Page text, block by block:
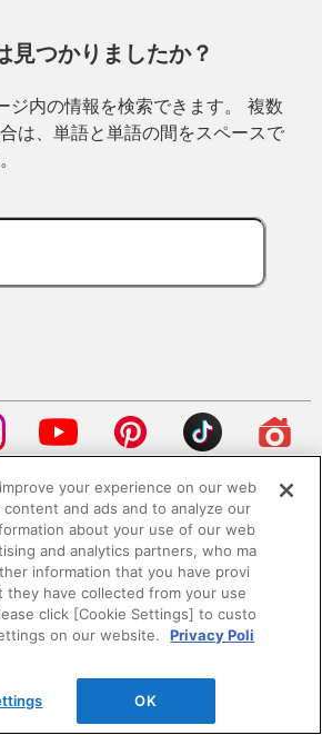
見つかりましたか？
ジ内の情報を検索できます。 複数
は、単語と単語の間をスペースで
your experience on our web
and ads and to analyze our
about your use of our web
and analytics partners, who ma
information that you have provi
they have collected from your use
click [Cookie Settings] to custo
on our website.
Privacy Poli
OK